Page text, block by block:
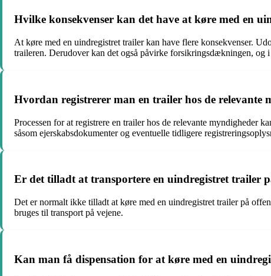
Hvilke konsekvenser kan det have at køre med en
At køre med en uindregistret trailer kan have flere konsekvenser.
traileren. Derudover kan det også påvirke forsikringsdækningen,
Hvordan registrerer man en trailer hos de relevante
Processen for at registrere en trailer hos de relevante myndigheder
såsom ejerskabsdokumenter og eventuelle tidligere
Er det tilladt at transportere en uindregistret trailer
Det er normalt ikke tilladt at køre med en uindregistret trailer på
bruges til transport på vejene.
Kan man få dispensation for at køre med en